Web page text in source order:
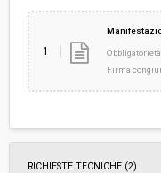
1
Firma
RICHIESTE TECNICHE (2)